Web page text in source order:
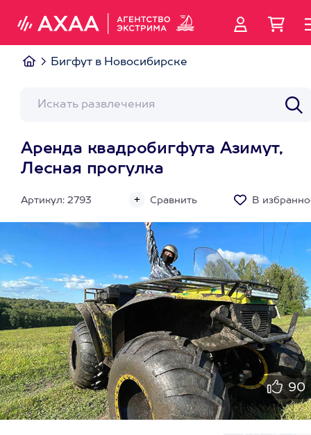
Бигфут в Новосибирске
Аренда квадробигфута Азимут,
Лесная прогулка
Артикул: 2793 Сравнить В
90